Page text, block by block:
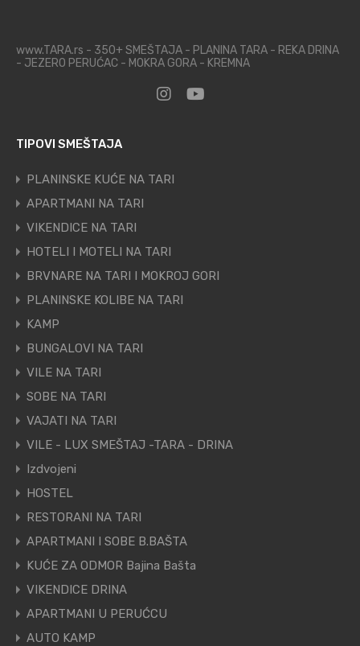
www.TARA.rs - 350+ SMEŠTAJA - PLANINA TARA - REKA DRINA
- JEZERO PERUĆAC - MOKRA GORA - KREMNA
TIPOVI SMEŠTAJA
PLANINSKE KUĆE NA TARI
APARTMANI NA TARI
VIKENDICE NA TARI
HOTELI I MOTELI NA TARI
BRVNARE NA TARI I MOKROJ GORI
PLANINSKE KOLIBE NA TARI
KAMP
BUNGALOVI NA TARI
VILE NA TARI
SOBE NA TARI
VAJATI NA TARI
VILE - LUX SMEŠTAJ -TARA - DRINA
Izdvojeni
HOSTEL
RESTORANI NA TARI
APARTMANI I SOBE B.BAŠTA
KUĆE ZA ODMOR Bajina Bašta
VIKENDICE DRINA
APARTMANI U PERUĆCU
AUTO KAMP